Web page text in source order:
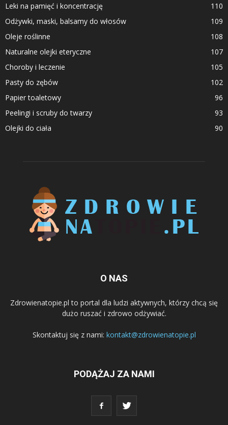
Leki na pamięć i koncentrację
110
Odżywki, maski, balsamy do włosów
109
Oleje roślinne
108
Naturalne olejki eteryczne
107
Choroby i leczenie
105
Pasty do zębów
102
Papier toaletowy
96
Peelingi i scruby do twarzy
93
Olejki do ciała
90
O NAS
Zdrowienatopie.pl to portal dla ludzi aktywnych, którzy chcą się
dużo ruszać i zdrowo odżywiać.
Skontaktuj się z nami: kontakt@zdrowienatopie.pl
PODĄŻAJ ZA NAMI